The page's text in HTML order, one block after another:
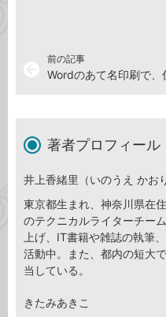
前の記事
著者プロフィール
井上香緒里（いのうえ かおり
東京都生まれ、神奈川県在
のテクニカルライターチー
上げ、IT書籍や雑誌の執筆
活動中。また、都内の短大
当している。
きたみあきこ